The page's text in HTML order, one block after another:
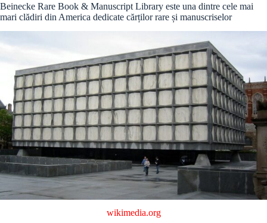
Beinecke Rare Book & Manuscript Library este una dintre cele mai
mari clădiri din America dedicate cărților rare și manuscriselor
wikimedia.org